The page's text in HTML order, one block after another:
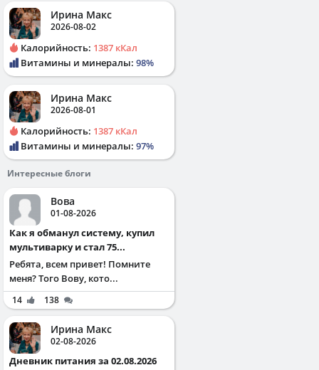
Ирина Макс
2026-08-02
Калорийность: 1387 кКал
Витамины и минералы: 98%
Ирина Макс
2026-08-01
Калорийность: 1387 кКал
Витамины и минералы: 97%
Интересные блоги
Вова
01-08-2026
Как я обманул систему, купил
мультиварку и стал 75...
Ребята, всем привет! Помните
меня? Того Вову, кото...
14 138
Ирина Макс
02-08-2026
Дневник питания за 02.08.2026